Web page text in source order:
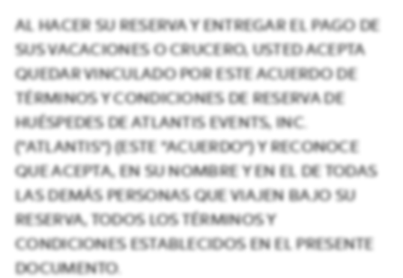
e
r
a
l
e
s
AL HACER SU RESERVA Y ENTREGAR EL PAGO DE
SUS VACACIONES O CRUCERO, USTED ACEPTA
QUEDAR VINCULADO POR ESTE ACUERDO DE
TÉRMINOS Y CONDICIONES DE RESERVA DE
HUÉSPEDES DE ATLANTIS EVENTS, INC.
("ATLANTIS") (ESTE "ACUERDO") Y RECONOCE
QUE ACEPTA, EN SU NOMBRE Y EN EL DE TODAS
LAS DEMÁS PERSONAS QUE VIAJEN BAJO SU
RESERVA, TODOS LOS TÉRMINOS Y
CONDICIONES ESTABLECIDOS EN EL PRESENTE
DOCUMENTO.